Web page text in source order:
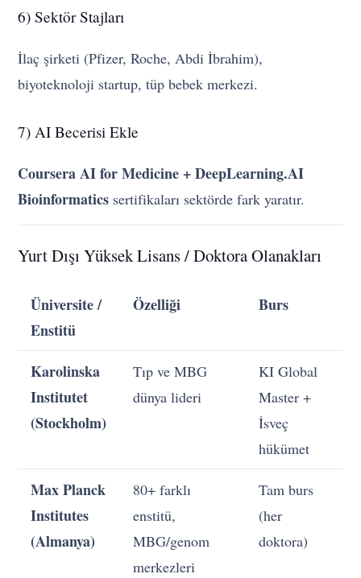
6) Sektör Stajları
İlaç şirketi (Pfizer, Roche, Abdi İbrahim),
biyoteknoloji startup, tüp bebek merkezi.
7) AI Becerisi Ekle
Coursera AI for Medicine + DeepLearning.AI
Bioinformatics sertifikaları sektörde fark yaratır.
Yurt Dışı Yüksek Lisans / Doktora Olanakları
Üniversite /
Enstitü
Özelliği Burs
Karolinska
Institutet
(Stockholm)
Tıp ve MBG
dünya lideri
KI Global
Master +
İsveç
hükümet
Max Planck
Institutes
(Almanya)
80+ farklı
enstitü,
MBG/genom
merkezleri
Tam burs
(her
doktora)